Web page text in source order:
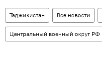
Таджикистан Все новости
Центральный военный округ РФ